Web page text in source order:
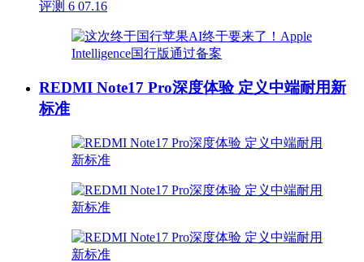
评测 6 07.16
REDMI Note17 Pro深度体验 定义中端耐用新
标准